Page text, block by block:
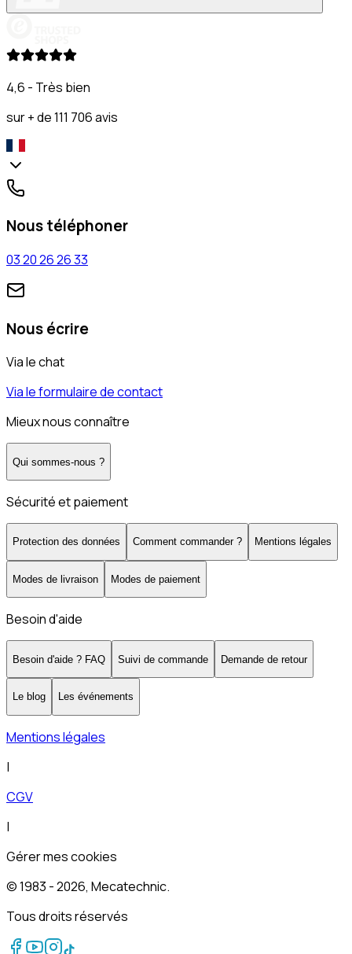
4,6 - Très bien
sur + de 111 706 avis
Nous téléphoner
03 20 26 26 33
Nous écrire
Via le chat
Via le formulaire de contact
Mieux nous connaître
Qui sommes-nous ?
Sécurité et paiement
Protection des données Comment commander ? Mentions légales
Modes de livraison Modes de paiement
Besoin d'aide
Besoin d'aide ? FAQ Suivi de commande Demande de retour
Le blog Les événements
Mentions légales
|
CGV
|
Gérer mes cookies
© 1983 -2026, Mecatechnic.
Tous droits réservés